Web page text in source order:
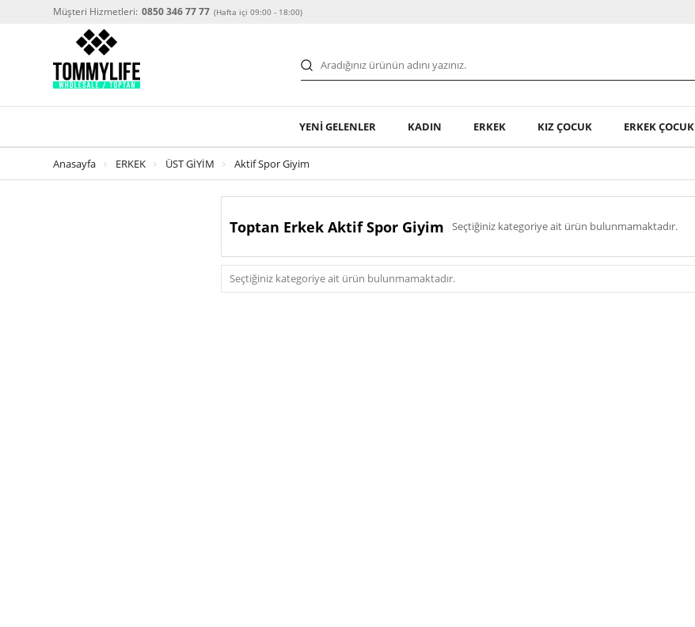
Müşteri Hizmetleri: 0850 346 77 77 (Hafta içi 09:00 - 18:00)
YENİ GELENLER KADIN ERKEK KIZ ÇOCUK ERKEK ÇOCUK
Anasayfa ERKEK ÜST GİYİM Aktif Spor Giyim
Toptan Erkek Aktif Spor Giyim Seçtiğiniz kategoriye ait ürün bulunmamaktadır.
Seçtiğiniz kategoriye ait ürün bulunmamaktadır.